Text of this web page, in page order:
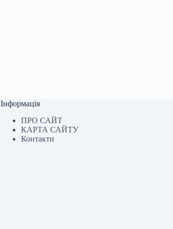
Інформація
ПРО САЙТ
КАРТА САЙТУ
Контакти